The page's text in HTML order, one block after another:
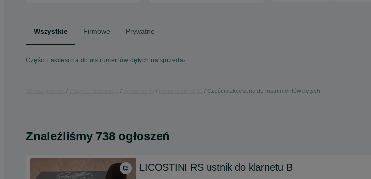
Wszystkie Firmowe Prywatne
Części i akcesoria do instrumentów dętych na sprzedaż
Części i akcesoria do instrumentów dętych
Znaleźliśmy 738 ogłoszeń
LICOSTINI RS ustnik do klarnetu B